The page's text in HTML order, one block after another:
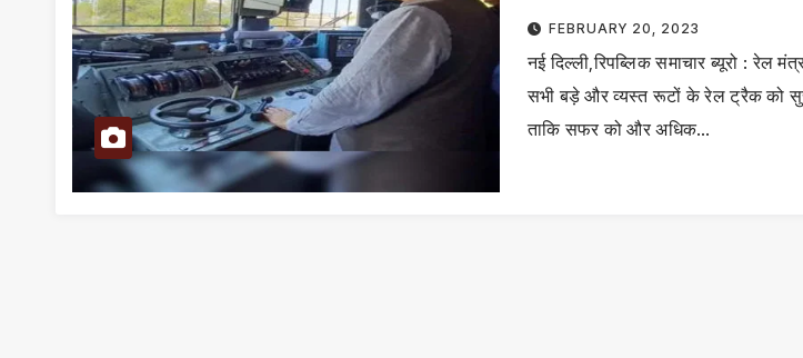
FEBRUARY 20, 2023
नई दिल्ली,रिपब्लिक समाचार ब्यूरो : रेल
सभी बड़े और व्यस्त रूटों के रेल ट्रैक को
ताकि सफर को और अधिक…